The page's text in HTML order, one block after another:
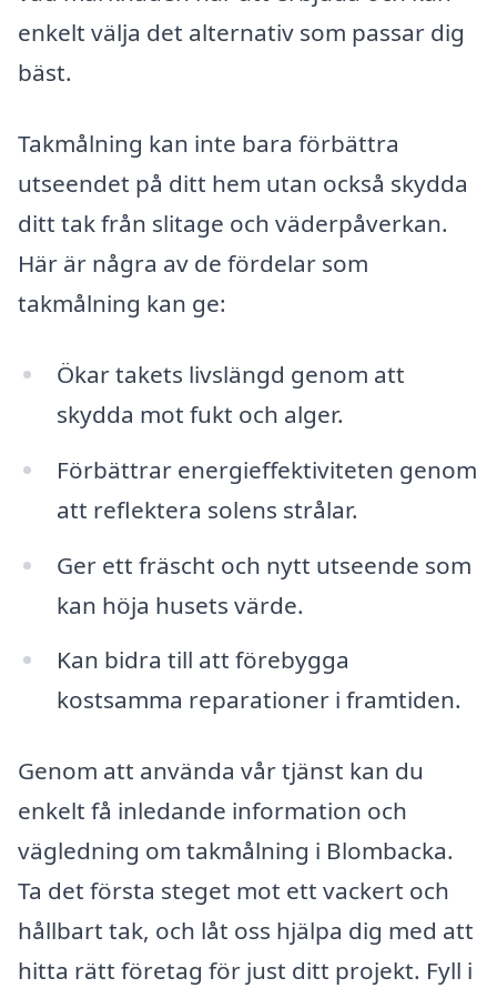
enkelt välja det alternativ som passar dig
bäst.
Takmålning kan inte bara förbättra
utseendet på ditt hem utan också skydda
ditt tak från slitage och väderpåverkan.
Här är några av de fördelar som
takmålning kan ge:
Ökar takets livslängd genom att
skydda mot fukt och alger.
Förbättrar energieffektiviteten genom
att reflektera solens strålar.
Ger ett fräscht och nytt utseende som
kan höja husets värde.
Kan bidra till att förebygga
kostsamma reparationer i framtiden.
Genom att använda vår tjänst kan du
enkelt få inledande information och
vägledning om takmålning i Blombacka.
Ta det första steget mot ett vackert och
hållbart tak, och låt oss hjälpa dig med att
hitta rätt företag för just ditt projekt. Fyll i